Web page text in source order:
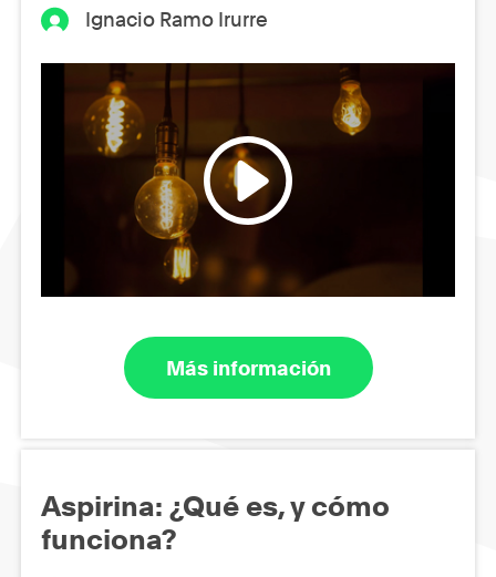
Ignacio Ramo Irurre
Más información
Aspirina: ¿Qué es, y cómo
funciona?